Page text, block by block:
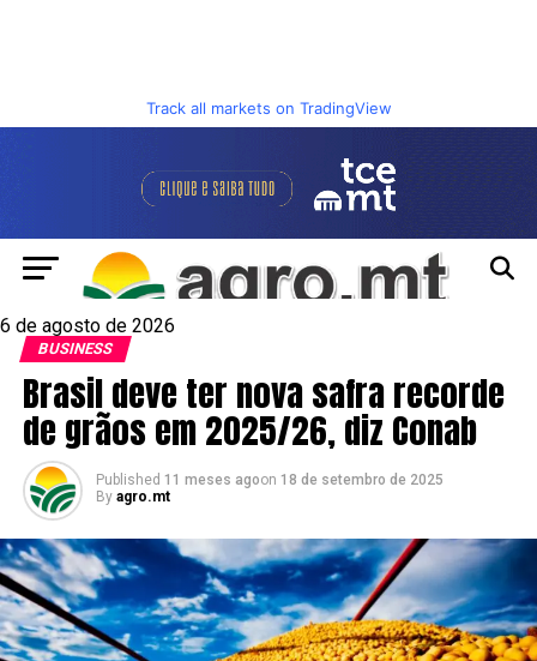
Track all markets on TradingView
6 de agosto de 2026
BUSINESS
Brasil deve ter nova safra recorde
de grãos em 2025/26, diz Conab
Published 11 meses agoon 18 de setembro de 2025
By agro.mt